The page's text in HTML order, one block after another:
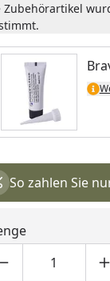
Zubehörartikel
So zahlen Sie
Produktmenge